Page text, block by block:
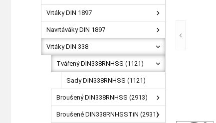
Vrtáky DIN 1897
Navrtáváky DIN 1897
Vrtáky DIN 338
Tvářený DIN338RNHSS (1121)
Sady DIN338RNHSS (1121)
Broušený DIN338RNHSS (2913)
Broušené DIN338RNHSSTiN (2931)